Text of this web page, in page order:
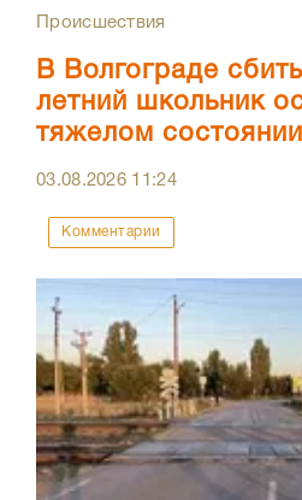
Происшествия
В Волгограде
летний школьник
тяжелом состоянии
03.08.2026 11:24
Комментарии